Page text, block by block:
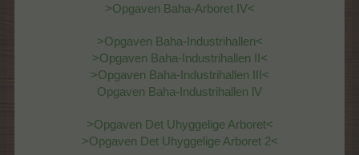
>Opgaven Baha-Arboret IV<
>Opgaven Baha-Industrihallen<
>Opgaven Baha-Industrihallen II<
>Opgaven Baha-Industrihallen III<
Opgaven Baha-Industrihallen lV
>Opgaven Det Uhyggelige Arboret<
>Opgaven Det Uhyggelige Arboret 2<